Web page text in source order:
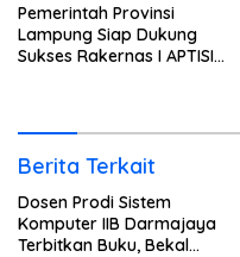
Pemerintah Provinsi
Lampung Siap Dukung
Sukses Rakernas I APTISI
Berita Terkait
Dosen Prodi Sistem
Komputer IIB Darmajaya
Terbitkan Buku, Bekal